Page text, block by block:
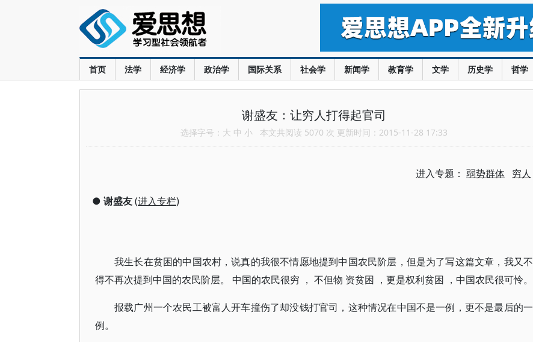
首页 法学 经济学 政治学 国际关系 社会学 新闻学 教育学 文学 历史学 哲学
谢盛友：让穷人打得起官司
选择字号： 大 中 小 本文共阅读 5070 次 更新时间：2015-11-28 17:33
进入专题： 弱势群体 穷人
● 谢盛友(进入专栏)
我生长在贫困的中国农村，说真的我很不情愿地提到中国农民阶层，但是为了写这篇文章，我又不
得不再次提到中国的农民阶层。 中国的农民很穷 ， 不但物 资贫困 ，更是权利贫困 ，中国农民很可怜。
报载广州一个农民工被富人开车撞伤了却没钱打官司，这种情况在中国不是一例，更不是最后的一
例。